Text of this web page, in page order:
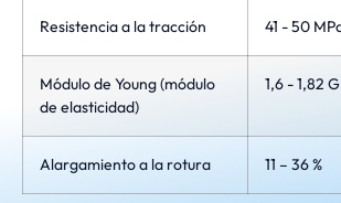
Resistencia a la tracción 41 - 50
Módulo de Young (módulo
de elasticidad)
1,6 - 1,82
Alargamiento a la rotura 11 – 36 %